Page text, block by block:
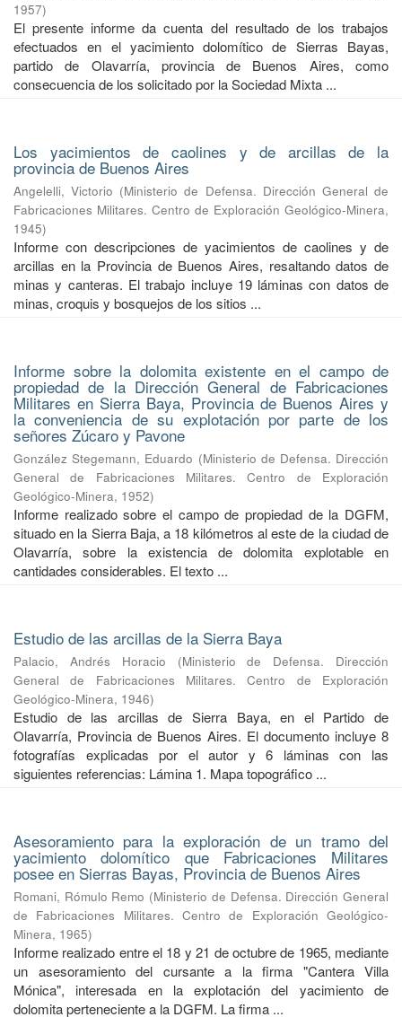
1957)
El presente informe da cuenta del resultado de los trabajos
efectuados en el yacimiento dolomítico de Sierras Bayas,
partido de Olavarría, provincia de Buenos Aires, como
consecuencia de los solicitado por la Sociedad Mixta ...
Los yacimientos de caolines y de arcillas de la
provincia de Buenos Aires
Angelelli, Victorio (Ministerio de Defensa. Dirección General de
Fabricaciones Militares. Centro de Exploración Geológico-Minera,
1945)
Informe con descripciones de yacimientos de caolines y de
arcillas en la Provincia de Buenos Aires, resaltando datos de
minas y canteras. El trabajo incluye 19 láminas con datos de
minas, croquis y bosquejos de los sitios ...
Informe sobre la dolomita existente en el campo de
propiedad de la Dirección General de Fabricaciones
Militares en Sierra Baya, Provincia de Buenos Aires y
la conveniencia de su explotación por parte de los
señores Zúcaro y Pavone
González Stegemann, Eduardo (Ministerio de Defensa. Dirección
General de Fabricaciones Militares. Centro de Exploración
Geológico-Minera, 1952)
Informe realizado sobre el campo de propiedad de la DGFM,
situado en la Sierra Baja, a 18 kilómetros al este de la ciudad de
Olavarría, sobre la existencia de dolomita explotable en
cantidades considerables. El texto ...
Estudio de las arcillas de la Sierra Baya
Palacio, Andrés Horacio (Ministerio de Defensa. Dirección
General de Fabricaciones Militares. Centro de Exploración
Geológico-Minera, 1946)
Estudio de las arcillas de Sierra Baya, en el Partido de
Olavarría, Provincia de Buenos Aires. El documento incluye 8
fotografías explicadas por el autor y 6 láminas con las
siguientes referencias: Lámina 1. Mapa topográfico ...
Asesoramiento para la exploración de un tramo del
yacimiento dolomítico que Fabricaciones Militares
posee en Sierras Bayas, Provincia de Buenos Aires
Romani, Rómulo Remo (Ministerio de Defensa. Dirección General
de Fabricaciones Militares. Centro de Exploración Geológico-
Minera, 1965)
Informe realizado entre el 18 y 21 de octubre de 1965, mediante
un asesoramiento del cursante a la firma "Cantera Villa
Mónica", interesada en la explotación del yacimiento de
dolomita perteneciente a la DGFM. La firma ...